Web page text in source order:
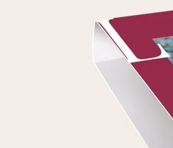
Kunden bewerten uns mit
im Handumdrehen
in wenigen Schritten – mit